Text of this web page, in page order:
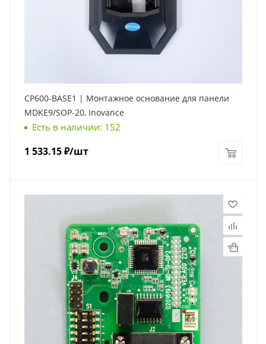
CP600-BASE1 | Монтажное основание для панели
MDKE9/SOP-20, Inovance
Есть в наличии: 152
1 533.15₽/шт